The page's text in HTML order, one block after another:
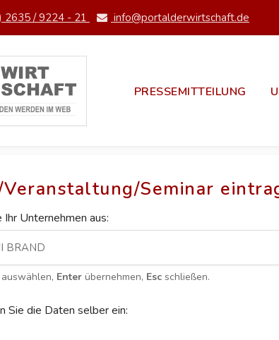
2635 / 9224 - 21 info@portalderwirtschaft.de
PRESSEMITTEILUNG
Seminar
Unternehmen aus:
auswählen, Enter übernehmen, Esc schließen.
Sie die Daten selber ein: